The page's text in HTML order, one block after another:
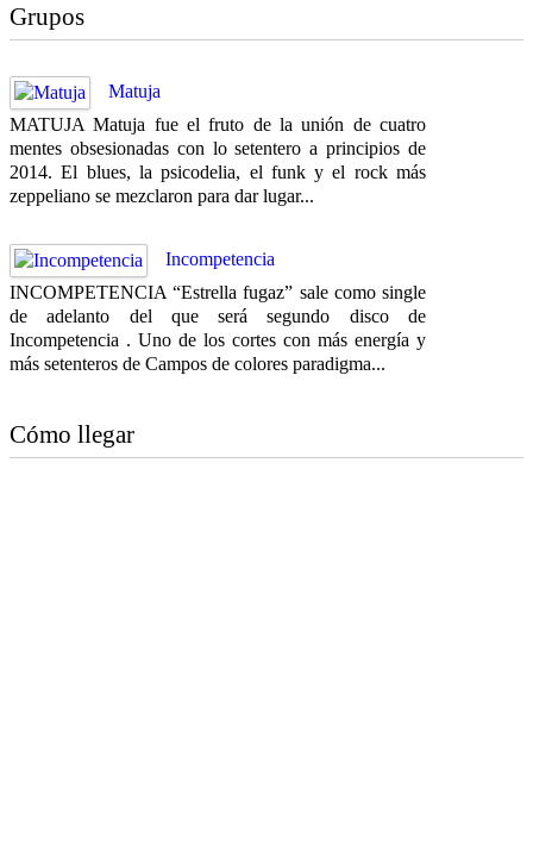
Grupos
Matuja
MATUJA Matuja fue el fruto de la unión de cuatro
mentes obsesionadas con lo setentero a principios de
2014. El blues, la psicodelia, el funk y el rock más
zeppeliano se mezclaron para dar lugar...
Incompetencia
INCOMPETENCIA “Estrella fugaz” sale como single
de adelanto del que será segundo disco de
Incompetencia . Uno de los cortes con más energía y
más setenteros de Campos de colores paradigma...
Cómo llegar